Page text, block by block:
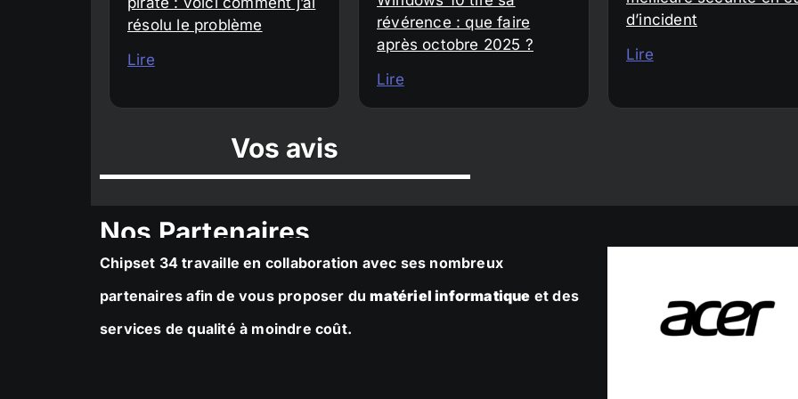
résolu le problème
Lire
révérence : que faire
après octobre 2025 ?
Lire
d’incident
Lire
Vos avis
Nos Partenaires
Chipset 34 travaille en collaboration avec ses nombreux
partenaires afin de vous proposer dumatériel informatique et des
services de qualité à moindre coût.